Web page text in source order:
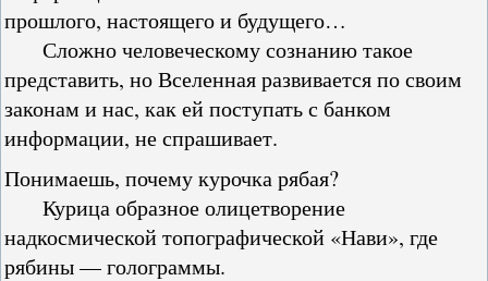
прошлого, настоящего и будущего…
Сложно человеческому сознанию такое
представить, но Вселенная развивается по своим
законам и нас, как ей поступать с банком
информации, не спрашивает.
Понимаешь, почему курочка рябая?
Курица образное олицетворение
надкосмической топографической «Нави», где
рябины — голограммы.